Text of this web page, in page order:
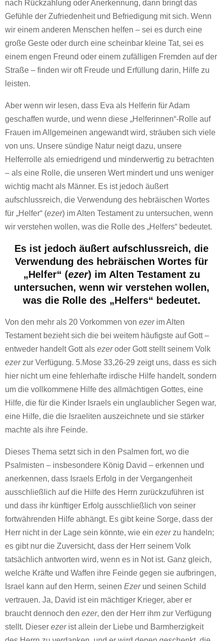
nach Rückzahlung oder Anerkennung, dann bringt das
Gefühle der Zufriedenheit und Befriedigung mit sich. Wenn
wir einem anderen Menschen helfen – sei es durch eine
große Geste oder durch eine scheinbar kleine Tat, sei es
einem engen Freund oder einem zufälligen Fremden auf der
Straße – finden wir oft Freude und Erfüllung darin, Hilfe zu
leisten.
Aber wenn wir lesen, dass Eva als Helferin für Adam
geschaffen wurde, und wenn diese „Helferinnen“-Rolle auf
Frauen im Allgemeinen angewandt wird, sträuben sich viele
von uns. Unsere sündige Natur neigt dazu, unsere
Helferrolle als erniedrigend und minderwertig zu betrachten
– als eine Rolle, die unseren Wert mindert und uns weniger
wichtig macht als Männer. Es ist jedoch äußert
aufschlussreich, die Verwendung des hebräischen Wortes
für „Helfer“ (ezer) im Alten Testament zu untersuchen, wenn
wir verstehen wollen, was die Rolle des „Helfers“ bedeutet.
Es ist jedoch äußert aufschlussreich, die
Verwendung des hebräischen Wortes für
„Helfer“ (ezer) im Alten Testament zu
untersuchen, wenn wir verstehen wollen,
was die Rolle des „Helfers“ bedeutet.
Von den mehr als 20 Vorkommen von ezerim Alten
Testament bezieht sich die bei weitem häufigste auf Gott –
entweder handelt Gott als ezeroder Gott stellt seinem Volk
ezerzur Verfügung. 5.Mose 33,26-29 zeigt uns, dass es sich
hier nicht um eine fehlerhafte irdische Hilfe handelt, sondern
um die vollkommene Hilfe des allmächtigen Gottes, eine
Hilfe, die für die Kinder Israels ein unglaublicher Segen war,
eine Hilfe, die die Israeliten auszeichnete und sie stärker
machte als ihre Feinde.
Dieses Thema setzt sich in den Psalmen fort, wo die
Psalmisten – insbesondere König David – erkennen und
anerkennen, dass Israels Erfolg in der Vergangenheit
ausschließlich auf die Hilfe des Herrn zurückzuführen ist
und dass ihr künftiger Erfolg ausschließlich von seiner
fortwährenden Hilfe abhängt. Es gibt keine Sorge, dass der
Herr nicht in der Lage sein könnte, wie ein ezerzu handeln;
es gibt nur die Zuversicht, dass der Herr seinem Volk
tatsächlich antworten wird, wenn es in Not ist. Ganz gleich,
welche Kräfte und Waffen ihre Feinde gegen sie aufbringen,
Israel kann auf den Herrn, seinen Ezerund seinen Schild
vertrauen. Ja, David ist ein mächtiger Krieger, aber er
braucht dennoch den ezer, den der Herr ihm zur Verfügung
stellt. Dieser ezerist allein der Liebe und Barmherzigkeit